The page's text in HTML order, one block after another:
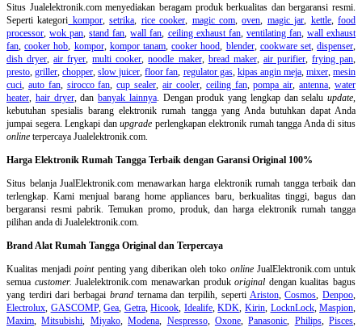
Situs Jualelektronik.com menyediakan beragam produk berkualitas dan bergaransi resmi.
Seperti kategori kompor,setrika, rice cooker, magic com,oven, magic jar, kettle,food
processor,wok pan,stand fan,wall fan, ceiling exhaust fan, ventilating fan, wall exhaust
fan,cooker hob, kompor, kompor tanam,cooker hood, blender, cookware set,dispenser,
dish dryer,air fryer,multi cooker,noodle maker, bread maker, air purifier, frying pan,
presto,griller,chopper,slow juicer,floor fan, regulator gas, kipas angin meja, mixer,mesin
cuci, auto fan, sirocco fan,cup sealer,air cooler, ceiling fan,pompa air,antenna,water
heater, hair dryer, dan banyak lainnya. Dengan produk yang lengkap dan selalu update,
kebutuhan spesialis barang elektronik rumah tangga yang Anda butuhkan dapat Anda
jumpai segera. Lengkapi danupgrade perlengkapan elektronik rumah tangga Anda di situs
online terpercaya Jualelektronik.com.
Harga Elektronik Rumah Tangga Terbaik dengan Garansi Original 100%
Situs belanjaJualElektronik.com menawarkan harga elektronik rumah tangga terbaik dan
terlengkap. Kami menjual barang home appliances baru, berkualitas tinggi, bagus dan
bergaransi resmi pabrik. Temukan promo, produk, dan harga elektronik rumah tangga
pilihan anda di Jualelektronik.com.
Brand Alat Rumah Tangga Original dan Terpercaya
Kualitas menjadipointpenting yang diberikan oleh toko onlineJualElektronik.com untuk
semua customer. Jualelektronik.com menawarkan produkoriginal dengan kualitas bagus
yang terdiri dari berbagai brandternama dan terpilih, seperti Ariston,Cosmos,Denpoo,
Electrolux, GASCOMP,Gea, Getra,Hicook, Idealife,KDK, Kirin, LocknLock,Maspion,
Maxim,Mitsubishi, Miyako,Modena, Nespresso, Oxone,Panasonic, Philips, Pisces,